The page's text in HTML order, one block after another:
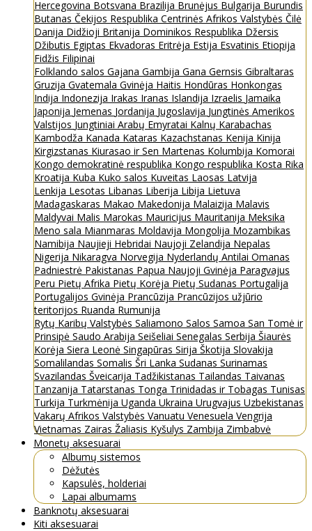
Hercegovina Botsvana Brazilija Brunėjus Bulgarija Burundis
Butanas Čekijos Respublika Centrinės Afrikos Valstybės Čilė
Danija Didžioji Britanija Dominikos Respublika Džersis
Džibutis Egiptas Ekvadoras Eritrėja Estija Esvatinis Etiopija
Fidžis Filipinai
Folklando salos Gajana Gambija Gana Gernsis Gibraltaras
Gruzija Gvatemala Gvinėja Haitis Hondūras Honkongas
Indija Indonezija Irakas Iranas Islandija Izraelis Jamaika
Japonija Jemenas Jordanija Jugoslavija Jungtinės Amerikos
Valstijos Jungtiniai Arabų Emyratai Kalnų Karabachas
Kambodža Kanada Kataras Kazachstanas Kenija Kinija
Kirgizstanas Kiurasao ir Sen Martenas Kolumbija Komorai
Kongo demokratinė respublika Kongo respublika Kosta Rika
Kroatija Kuba Kuko salos Kuveitas Laosas Latvija
Lenkija Lesotas Libanas Liberija Libija Lietuva
Madagaskaras Makao Makedonija Malaizija Malavis
Maldyvai Malis Marokas Mauricijus Mauritanija Meksika
Meno sala Mianmaras Moldavija Mongolija Mozambikas
Namibija Naujieji Hebridai Naujoji Zelandija Nepalas
Nigerija Nikaragva Norvegija Nyderlandų Antilai Omanas
Padniestrė Pakistanas Papua Naujoji Gvinėja Paragvajus
Peru Pietų Afrika Pietų Korėja Pietų Sudanas Portugalija
Portugalijos Gvinėja Prancūzija Prancūzijos užjūrio
teritorijos Ruanda Rumunija
Rytų Karibų Valstybės Saliamono Salos Samoa San Tomė ir
Prinsipė Saudo Arabija Seišeliai Senegalas Serbija Šiaurės
Korėja Siera Leonė Singapūras Sirija Škotija Slovakija
Somalilandas Somalis Šri Lanka Sudanas Surinamas
Svazilandas Šveicarija Tadžikistanas Tailandas Taivanas
Tanzanija Tatarstanas Tonga Trinidadas ir Tobagas Tunisas
Turkija Turkmėnija Uganda Ukraina Urugvajus Uzbekistanas
Vakarų Afrikos Valstybės Vanuatu Venesuela Vengrija
Vietnamas Zairas Žaliasis Kyšulys Zambija Zimbabvė
Monetų aksesuarai
Albumų sistemos
Dėžutės
Kapsulės, holderiai
Lapai albumams
Banknotų aksesuarai
Kiti aksesuarai